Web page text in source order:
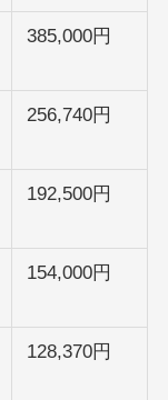
385,000円
256,740円
192,500円
154,000円
128,370円